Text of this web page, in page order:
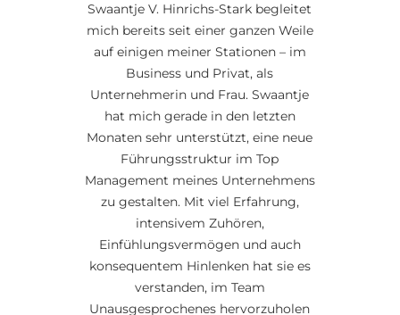
Swaantje V. Hinrichs-Stark begleitet
mich bereits seit einer ganzen Weile
auf einigen meiner Stationen – im
Business und Privat, als
Unternehmerin und Frau. Swaantje
hat mich gerade in den letzten
Monaten sehr unterstützt, eine neue
Führungsstruktur im Top
Management meines Unternehmens
zu gestalten. Mit viel Erfahrung,
intensivem Zuhören,
Einfühlungsvermögen und auch
konsequentem Hinlenken hat sie es
verstanden, im Team
Unausgesprochenes hervorzuholen